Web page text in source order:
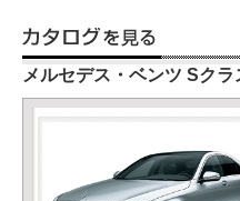
メルセデス・ベンツ Sクラ